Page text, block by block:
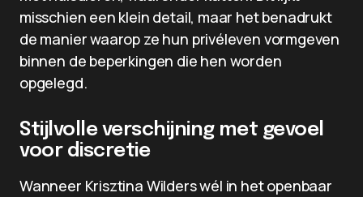
misschien een klein detail, maar het benadrukt
de manier waarop ze hun privéleven vormgeven
binnen de beperkingen die hen worden
opgelegd.
Stijlvolle verschijning met gevoel
voor discretie
Wanneer Krisztina Wilders wél in het openbaar